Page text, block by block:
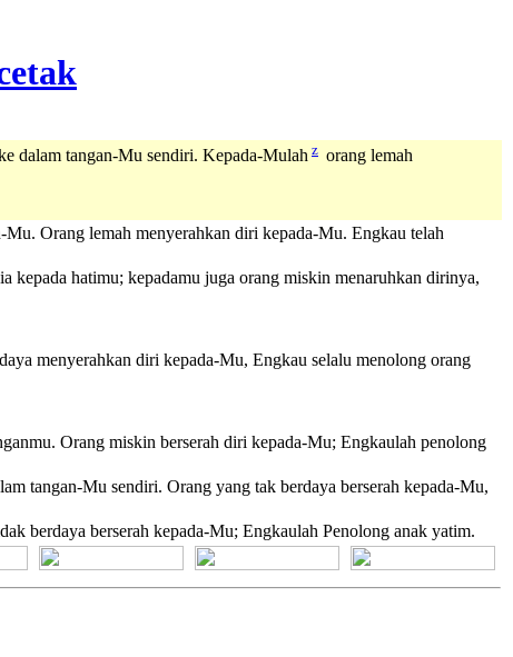
dalam tangan-Mu sendiri. Kepada-Mulah z orang lemah
Orang lemah menyerahkan diri kepada-Mu. Engkau telah
kepada hatimu; kepadamu juga orang miskin menaruhkan dirinya,
menyerahkan diri kepada-Mu, Engkau selalu menolong orang
Orang miskin berserah diri kepada-Mu; Engkaulah penolong
tangan-Mu sendiri. Orang yang tak berdaya berserah kepada-Mu,
berdaya berserah kepada-Mu; Engkaulah Penolong anak yatim.